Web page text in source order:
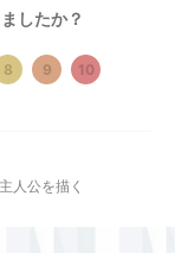
したか？
8 9 10
人公を描く